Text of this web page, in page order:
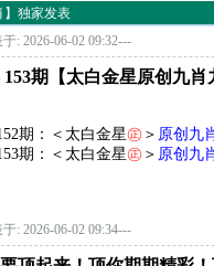
】独家发表
: 2026-06-02 09:32---
153期【太白金星原创九
期：＜太白金星㊣＞ 原创九
期：＜太白金星㊣＞ 原创九
: 2026-06-02 09:34---